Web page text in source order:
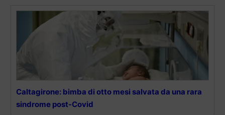
Caltagirone: bimba di otto mesi salvata da una rara
sindrome post-Covid